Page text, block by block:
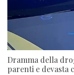
Dramma della
parenti e devasta